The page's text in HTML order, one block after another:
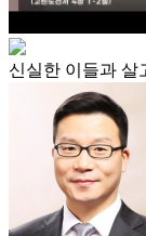
신실한 이들과 살